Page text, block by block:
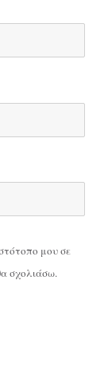
μου σε
σχολιάσω.